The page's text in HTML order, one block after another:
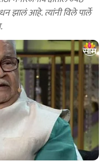
झालं आहे. त्यांनी विले पार्ले